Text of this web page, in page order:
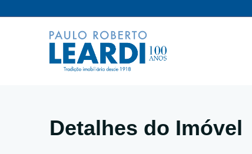
Detalhes do Imóvel